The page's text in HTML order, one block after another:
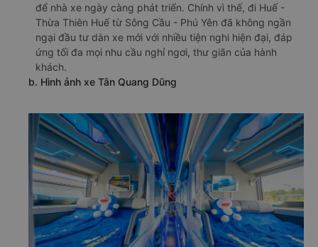
để nhà xe ngày càng phát triển. Chính vì thế, đi Huế -
Thừa Thiên Huế từ Sông Cầu - Phú Yên đã không ngần
ngại đầu tư dàn xe mới với nhiều tiện nghi hiện đại, đáp
ứng tối đa mọi nhu cầu nghỉ ngơi, thư giãn của hành
khách.
b. Hình ảnh xe Tân Quang Dũng